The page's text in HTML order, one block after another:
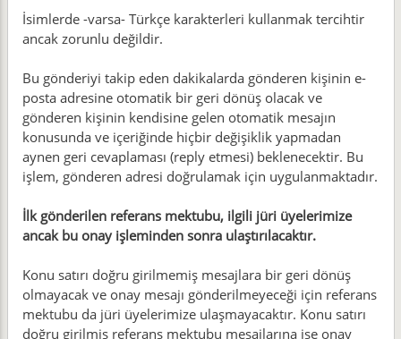
İsimlerde -varsa- Türkçe karakterleri kullanmak tercihtir
ancak zorunlu değildir.
Bu gönderiyi takip eden dakikalarda gönderen kişinin e-
posta adresine otomatik bir geri dönüş olacak ve
gönderen kişinin kendisine gelen otomatik mesajın
konusunda ve içeriğinde hiçbir değişiklik yapmadan
aynen geri cevaplaması (reply etmesi) beklenecektir. Bu
işlem, gönderen adresi doğrulamak için uygulanmaktadır.
İlk gönderilen referans mektubu, ilgili jüri üyelerimize
ancak bu onay işleminden sonra ulaştırılacaktır.
Konu satırı doğru girilmemiş mesajlara bir geri dönüş
olmayacak ve onay mesajı gönderilmeyeceği için referans
mektubu da jüri üyelerimize ulaşmayacaktır. Konu satırı
doğru girilmiş referans mektubu mesajlarına ise onay